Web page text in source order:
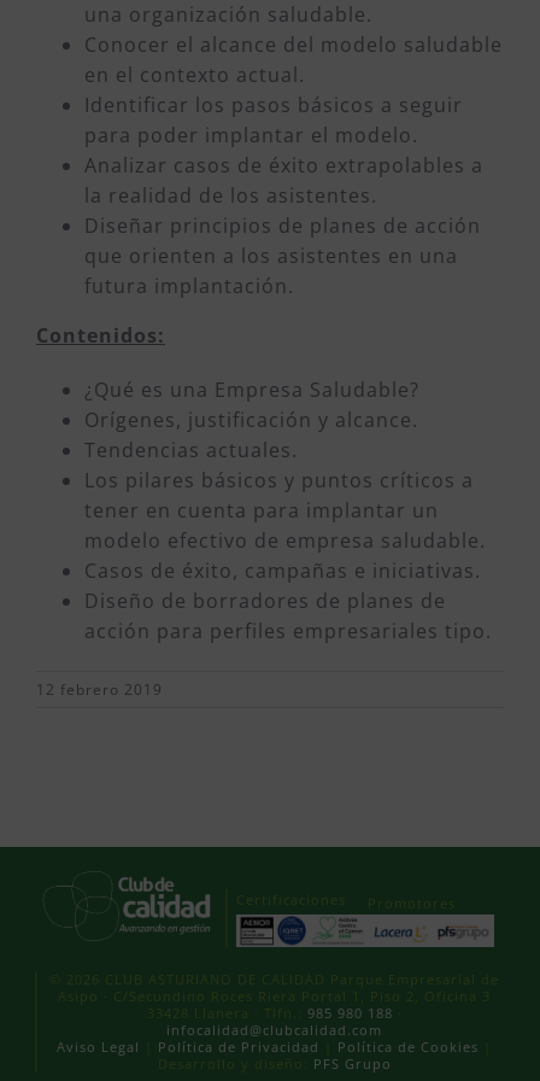
una organización saludable.
Conocer el alcance del modelo saludable
en el contexto actual.
Identificar los pasos básicos a seguir
para poder implantar el modelo.
Analizar casos de éxito extrapolables a
la realidad de los asistentes.
Diseñar principios de planes de acción
que orienten a los asistentes en una
futura implantación.
Contenidos:
¿Qué es una Empresa Saludable?
Orígenes, justificación y alcance.
Tendencias actuales.
Los pilares básicos y puntos críticos a
tener en cuenta para implantar un
modelo efectivo de empresa saludable.
Casos de éxito, campañas e iniciativas.
Diseño de borradores de planes de
acción para perfiles empresariales tipo.
12 febrero 2019
Certificaciones Promotores
© 2026 CLUB ASTURIANO DE CALIDAD Parque Empresarial de
Asipo · C/Secundino Roces Riera Portal 1, Piso 2, Oficina 3
33428 Llanera · Tlfn.: 985 980 188
infocalidad@clubcalidad.com
Aviso Legal
Política de Privacidad Política de Cookies
Desarrollo y diseño:
PFS Grupo